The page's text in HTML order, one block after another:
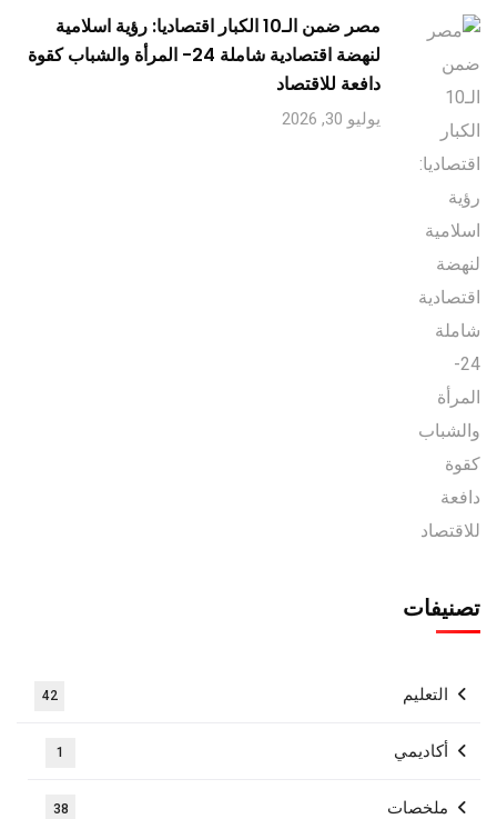
مصر ضمن الـ10 الكبار اقتصاديا: رؤية اسلامية
لنهضة اقتصادية شاملة 24- المرأة والشباب كقوة
دافعة للاقتصاد
يوليو 30, 2026
تصنيفات
التعليم 42
أكاديمي 1
ملخصات 38